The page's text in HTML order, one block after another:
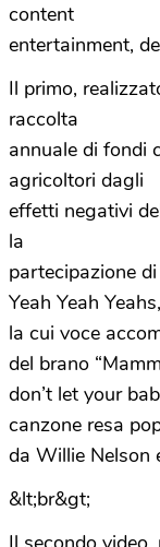
content
entertainment,
Il primo,
raccolta
annuale di fondi
agricoltori dagli
effetti negativi
la
partecipazione
Yeah Yeah Yeahs,
la cui voce
del brano
don’t let your
canzone resa
da Willie Nelson
&lt;br&gt;